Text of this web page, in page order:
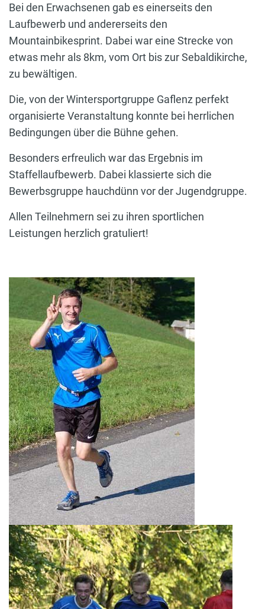
Bei den Erwachsenen gab es einerseits den
Laufbewerb und andererseits den
Mountainbikesprint. Dabei war eine Strecke von
etwas mehr als 8km, vom Ort bis zur Sebaldikirche,
zu bewältigen.
Die, von der Wintersportgruppe Gaflenz perfekt
organisierte Veranstaltung konnte bei herrlichen
Bedingungen über die Bühne gehen.
Besonders erfreulich war das Ergebnis im
Staffellaufbewerb. Dabei klassierte sich die
Bewerbsgruppe hauchdünn vor der Jugendgruppe.
Allen Teilnehmern sei zu ihren sportlichen
Leistungen herzlich gratuliert!